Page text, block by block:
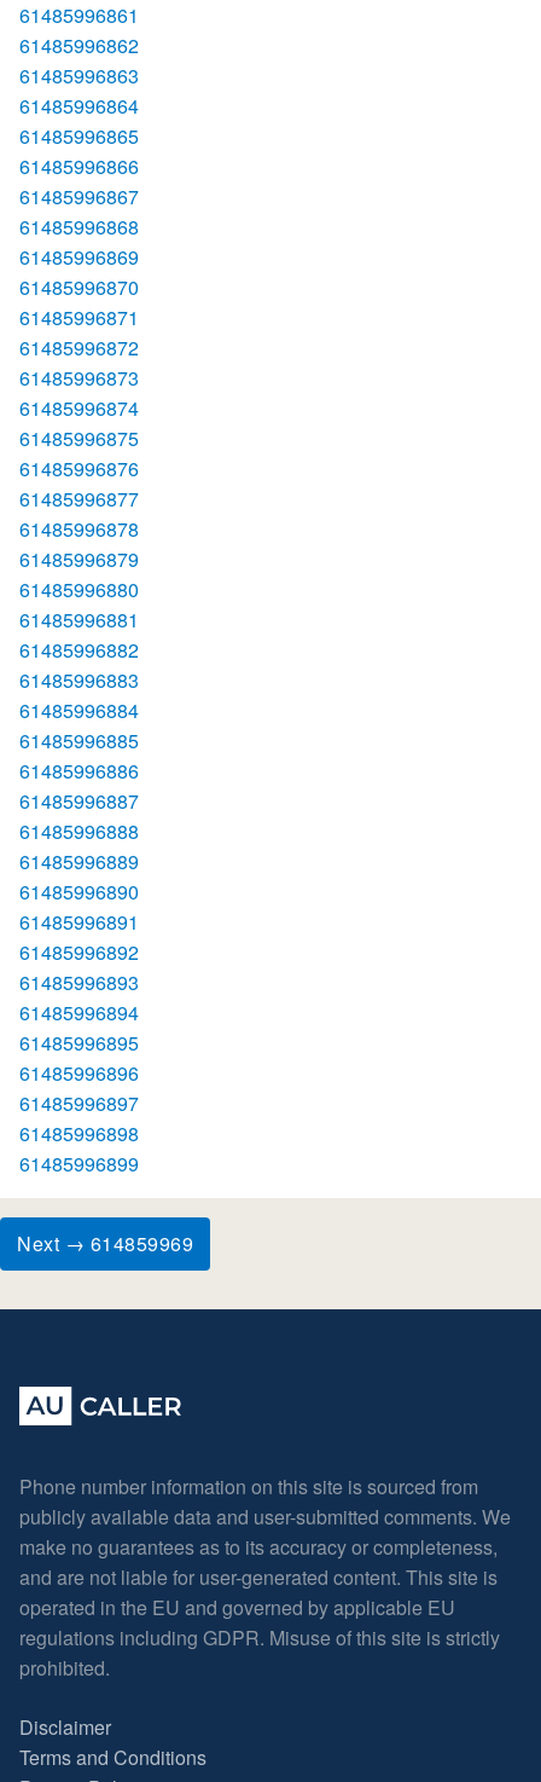
61485996861
61485996862
61485996863
61485996864
61485996865
61485996866
61485996867
61485996868
61485996869
61485996870
61485996871
61485996872
61485996873
61485996874
61485996875
61485996876
61485996877
61485996878
61485996879
61485996880
61485996881
61485996882
61485996883
61485996884
61485996885
61485996886
61485996887
61485996888
61485996889
61485996890
61485996891
61485996892
61485996893
61485996894
61485996895
61485996896
61485996897
61485996898
61485996899
Next → 614859969
Phone number information on this site is sourced from
publicly available data and user-submitted comments. We
make no guarantees as to its accuracy or completeness,
and are not liable for user-generated content. This site is
operated in the EU and governed by applicable EU
regulations including GDPR. Misuse of this site is strictly
prohibited.
Disclaimer
Terms and Conditions